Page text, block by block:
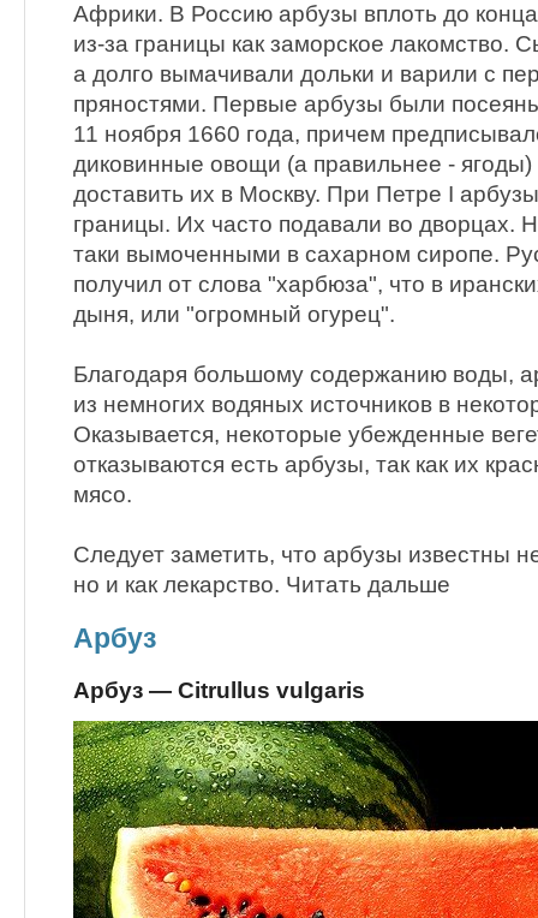
Африки. В Россию арбузы вплоть до
из-за границы как заморское лакомство.
а долго вымачивали дольки и варили с
пряностями. Первые арбузы были
11 ноября 1660 года, причем
диковинные овощи (а правильнее -
доставить их в Москву. При Петре I
границы. Их часто подавали во дворцах.
таки вымоченными в сахарном сиропе.
получил от слова "харбюза", что в
дыня, или "огромный огурец".
Благодаря большому содержанию воды,
из немногих водяных источников в
Оказывается, некоторые убежденные
отказываются есть арбузы, так как их
мясо.
Следует заметить, что арбузы известны
но и как лекарство. Читать дальше
Арбуз
Арбуз — Citrullus vulgaris